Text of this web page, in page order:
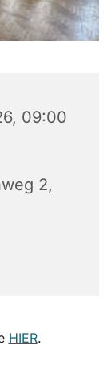
09:00
2,
HIER.